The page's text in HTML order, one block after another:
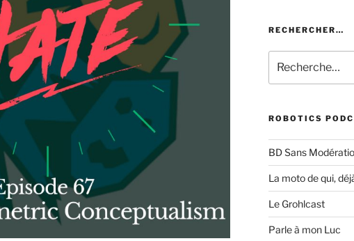
RECHERCHER…
pour
:
ROBOTICS
BD Sans
La moto de qui,
Le Grohlcast
Parle à mon Luc